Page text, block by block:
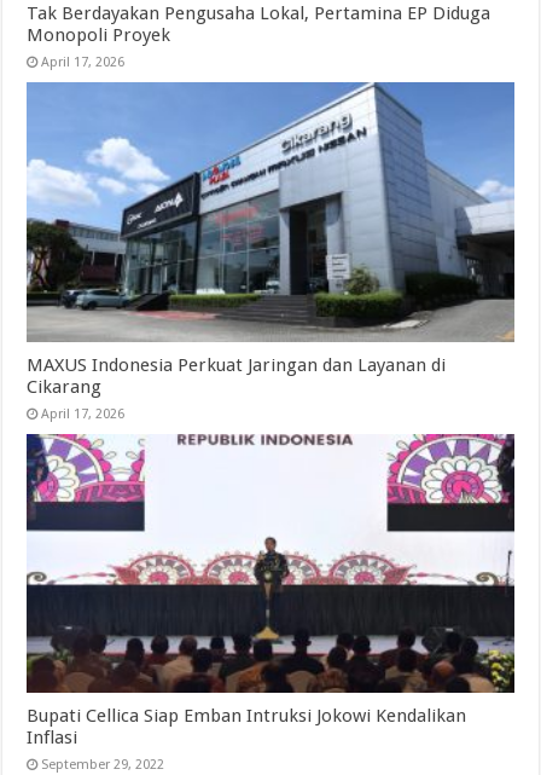
Tak Berdayakan Pengusaha Lokal, Pertamina EP Diduga
Monopoli Proyek
April 17, 2026
MAXUS Indonesia Perkuat Jaringan dan Layanan di
Cikarang
April 17, 2026
Bupati Cellica Siap Emban Intruksi Jokowi Kendalikan
Inflasi
September 29, 2022